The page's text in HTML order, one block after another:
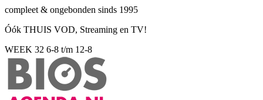
compleet & ongebonden sinds 1995
Óók THUIS VOD, Streaming en TV!
WEEK 32 6-8 t/m 12-8